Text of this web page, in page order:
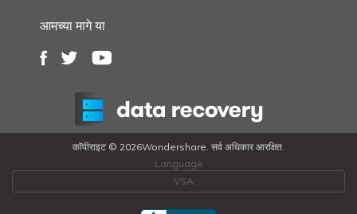
आमच्या मागे या
कॉपीराइट © 2026Wondershare. सर्व अधिकार आरक्षित.
Language
VSA